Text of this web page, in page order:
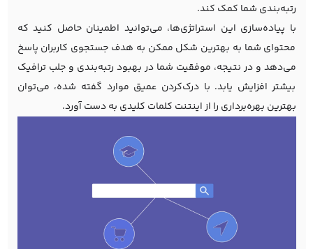
رتبه‌بندی شما کمک کند.
با پیاده‌سازی این استراتژی‌ها، می‌توانید اطمینان حاصل کنید که
محتوای شما به بهترین شکل ممکن به هدف جستجوی کاربران پاسخ
می‌دهد و در نتیجه، موفقیت شما در بهبود رتبه‌بندی و جلب ترافیک
بیشتر افزایش یابد. با درک‌کردن عمیق موارد گفته شده، می‌توان
بهترین بهره‌برداری را از اینتنت کلمات کلیدی به دست آورد.